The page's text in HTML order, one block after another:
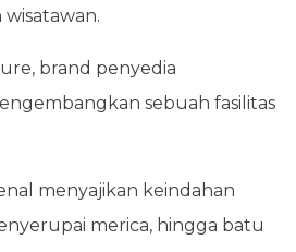
brand penyedia
sebuah fasilitas
menyajikan keindahan
merica, hingga batu